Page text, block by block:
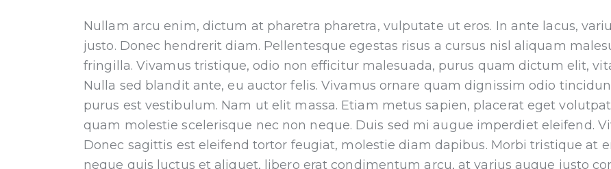
Nullam arcu enim, dictum at pharetra pharetra, vulputate ut eros. In ante lacus,
justo. Donec hendrerit diam. Pellentesque egestas risus a cursus nisl aliquam
fringilla. Vivamus tristique, odio non efficitur malesuada, purus quam dictum elit,
Nulla sed blandit ante, eu auctor felis. Vivamus ornare quam dignissim odio
purus est vestibulum. Nam ut elit massa. Etiam metus sapien, placerat eget
quam molestie scelerisque nec non neque. Duis sed mi augue imperdiet eleifend.
Donec sagittis est eleifend tortor feugiat, molestie diam dapibus. Morbi tristique at
neque quis luctus et aliquet, libero erat condimentum arcu, at varius augue justo